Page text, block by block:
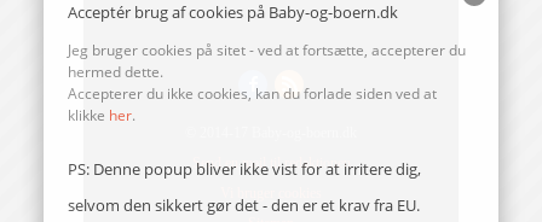
Send en mail til redaktionen
Acceptér brug af cookies på Baby-og-boern.dk
Jeg bruger cookies på sitet - ved at fortsætte, accepterer du
hermed dette.
Accepterer du ikke cookies, kan du forlade siden ved at
klikke her.
PS: Denne popup bliver ikke vist for at irritere dig,
selvom den sikkert gør det - den er et krav fra EU.